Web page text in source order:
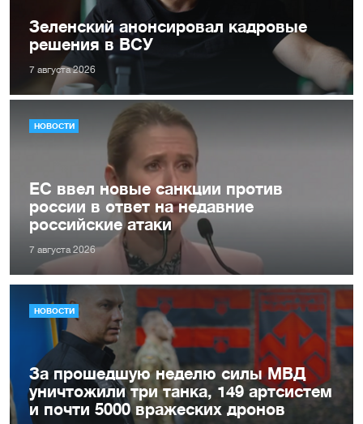
Зеленский анонсировал кадровые
решения в ВСУ
7 августа 2026
НОВОСТИ
ЕС ввел новые санкции против
россии в ответ на недавние
российские атаки
7 августа 2026
НОВОСТИ
За прошедшую неделю силы МВД
уничтожили три танка, 149 артсистем
и почти 5000 вражеских дронов